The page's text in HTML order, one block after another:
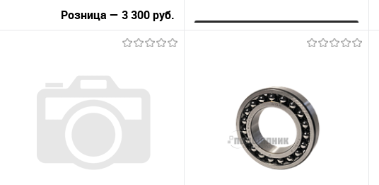
Розница — 3 300 руб.
Купить в 1 клик
К сравнению
В избранное
Под заказ
Запросить цену
В избранное
Под заказ